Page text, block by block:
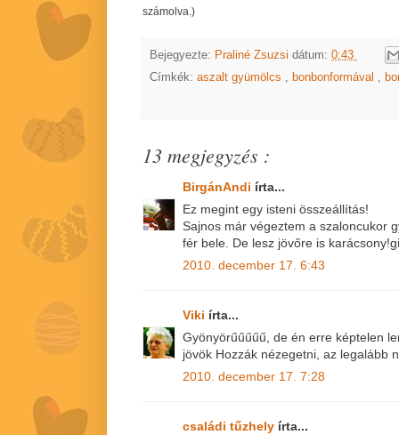
számolva.)
Bejegyezte: Praliné Zsuzsi dátum: 0:43
Címkék: aszalt gyümölcs , bonbonformával ,
13 megjegyzés :
BirgánAndi írta...
Ez megint egy isteni összeállítás!
Sajnos már végeztem a szaloncukor
fér bele. De lesz jövőre is
2010. december 17. 6:43
Viki írta...
Gyönyörűűűűű, de én erre képtelen
jövök Hozzák nézegetni, az legalább
2010. december 17. 7:28
családi tűzhely írta...